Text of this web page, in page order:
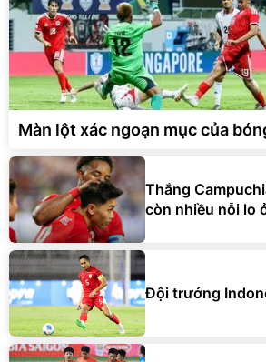
Màn lột xác ngoạn mục của
Thắng
còn nhiều nỗi lo
Đội trưởng